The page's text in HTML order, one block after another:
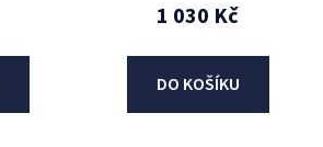
1 030 Kč
DO KOŠÍKU